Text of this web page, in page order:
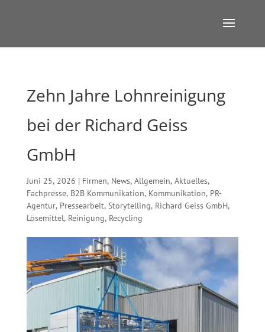
Zehn Jahre Lohnreinigung
bei der Richard Geiss
GmbH
Juni 25, 2026 | Firmen, News, Allgemein, Aktuelles,
Fachpresse, B2B Kommunikation, Kommunikation, PR-
Agentur, Pressearbeit, Storytelling, Richard Geiss GmbH,
Lösemittel, Reinigung, Recycling